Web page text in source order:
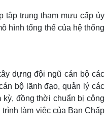
tập trung tham mưu cấp ủy
hình tổng thể của hệ thống
dựng đội ngũ cán bộ các
bộ lãnh đạo, quản lý các
đồng thời chuẩn bị công
làm việc của Ban Chấp